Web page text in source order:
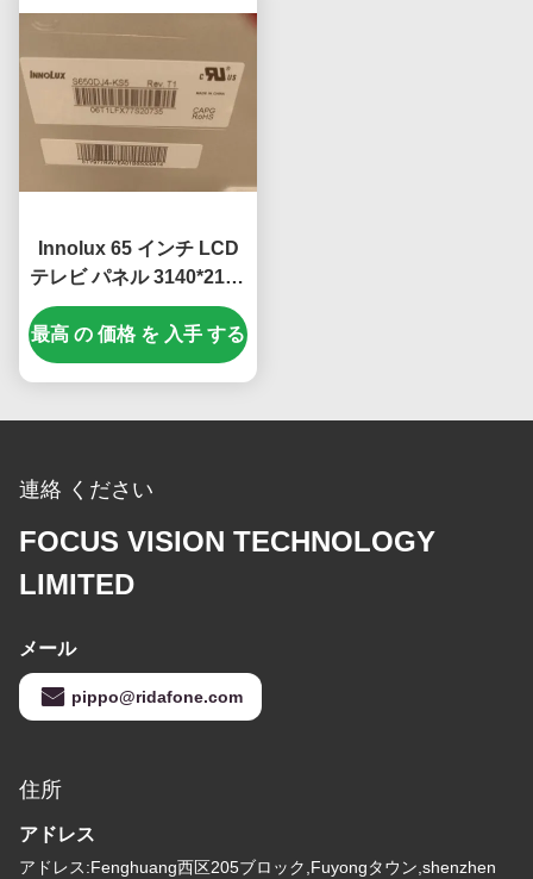
Innolux 65 インチ LCD
テレビ パネル 3140*2160
ピクセルと RGB 垂直ス
トライプ LED テレビ モ
ジュール
最高 の 価格 を 入手 する
連絡 ください
FOCUS VISION TECHNOLOGY
LIMITED
メール
pippo@ridafone.com
住所
アドレス
アドレス:Fenghuang西区205ブロック,Fuyongタウン,shenzhen